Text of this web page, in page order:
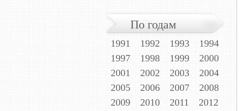
По годам
1991 1992 1993
1994
1997
1998 1999
2000
2001
2002 2003
2004
2005
2006 2007
2008
2009
2010 2011
2012